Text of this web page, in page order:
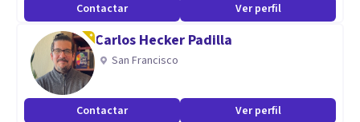
Contactar Ver perfil
Carlos Hecker Padilla
San Francisco
Contactar Ver perfil